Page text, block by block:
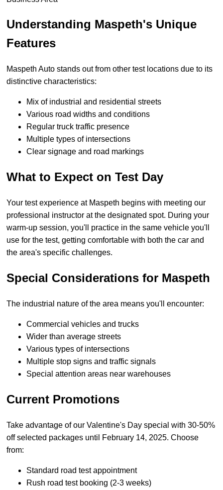
Understanding Maspeth's Unique
Features
Maspeth Auto stands out from other test locations due to its
distinctive characteristics:
Mix of industrial and residential streets
Various road widths and conditions
Regular truck traffic presence
Multiple types of intersections
Clear signage and road markings
What to Expect on Test Day
Your test experience at Maspeth begins with meeting our
professional instructor at the designated spot. During your
warm-up session, you'll practice in the same vehicle you'll
use for the test, getting comfortable with both the car and
the area's specific challenges.
Special Considerations for Maspeth
The industrial nature of the area means you'll encounter:
Commercial vehicles and trucks
Wider than average streets
Various types of intersections
Multiple stop signs and traffic signals
Special attention areas near warehouses
Current Promotions
Take advantage of our Valentine's Day special with 30-50%
off selected packages until February 14, 2025. Choose
from:
Standard road test appointment
Rush road test booking (2-3 weeks)